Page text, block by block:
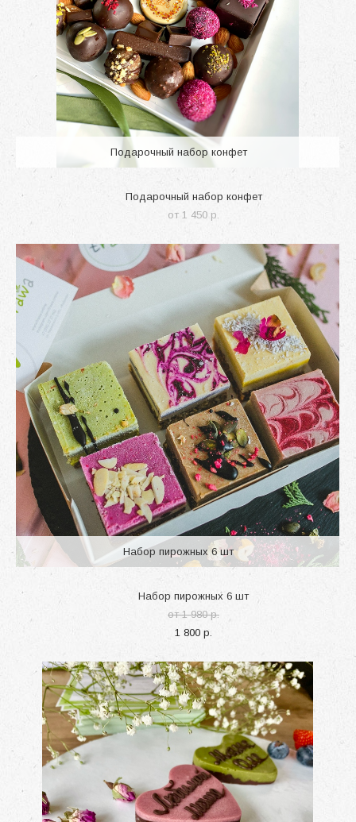
Подарочный набор конфет
Подарочный набор конфет
от 1 450 p.
Набор пирожных 6 шт
Набор пирожных 6 шт
от 1 980 p.
1 800 p.